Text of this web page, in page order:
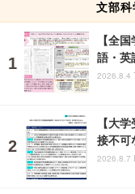
文部科
【全
語・英
2026.8.4
【大
接不可
2026.8.7